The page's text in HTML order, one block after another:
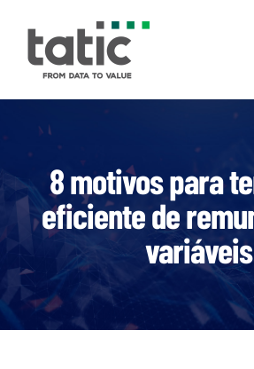
conteúdo
8 motivos para
eficiente de
variáveis